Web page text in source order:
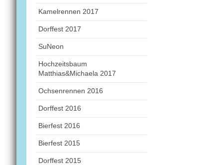
Kamelrennen 2017
Dorffest 2017
SuNeon
Hochzeitsbaum
Matthias&Michaela 2017
Ochsenrennen 2016
Dorffest 2016
Bierfest 2016
Bierfest 2015
Dorffest 2015